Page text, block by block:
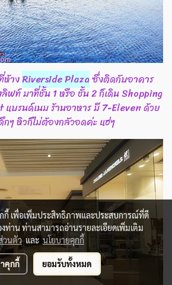
ห้างRiverside Plazaซึ่งติดกับอาคาร
ลิฟท์ มาที่ชั้น 1 หรือ ชั้น 2 ก็เดิน Shopping
แบรนด์เนม ร้านอาหาร มี 7-Eleven ด้วย
ๆ หิวก็ไม่ต้องกลัวอดค่ะ แฮ่ๆ
กกี้ เพื่อเพิ่มประสิทธิภาพและประสบการณ์ที่ดี
งท่าน ท่านสามารถอ่านรายละเอียดเพิ่มเติม
วนตัวและนโยบายคุกกี้
คุกกี้ ยอมรับทั้งหมด